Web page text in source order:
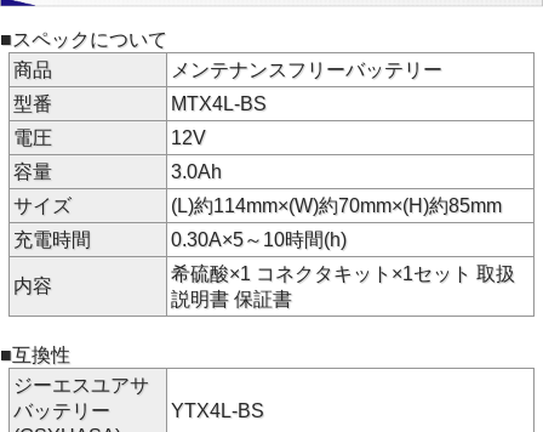
■スペックについて
商品
メンテナンスフリーバッテリー
型番
MTX4L-BS
電圧
12V
容量
3.0Ah
サイズ
(L)約114mm×(W)約70mm×(H)約85mm
充電時間
0.30A×5～10時間(h)
内容
希硫酸×1 コネクタキット×1セット 取扱
説明書 保証書
■互換性
ジーエスユアサ
バッテリー
YTX4L-BS